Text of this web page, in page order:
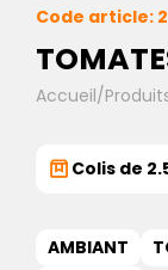
Code article:
Accueil/
Colis de
AMBIANT